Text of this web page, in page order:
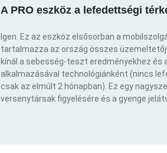
A PRO eszköz a lefedettségi
Igen. Ez az eszköz elsősorban a
tartalmazza az ország összes
kínál a sebesség-teszt eredményekhez
alkalmazásával technológiánként (nincs
csak az elmúlt 2 hónapban). Ez egy
versenytársak figyelésére és a gyenge